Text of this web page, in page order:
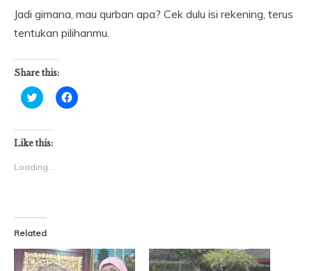
Jadi gimana, mau qurban apa? Cek dulu isi rekening, terus
tentukan pilihanmu.
Share this:
Click
to
Twitter
(Opens
in
window)
Click
to
Like this:
Loading...
Related